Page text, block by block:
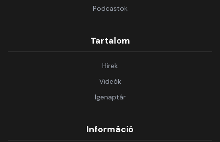
Podcastok
Tartalom
Hírek
Videók
Igenaptár
Információ